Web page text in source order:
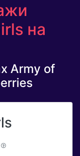
на
Army of